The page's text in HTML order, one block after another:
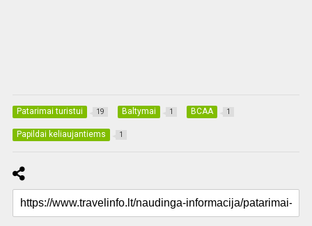
Patarimai turistui 19 Baltymai 1 BCAA 1
Papildai keliaujantiems 1